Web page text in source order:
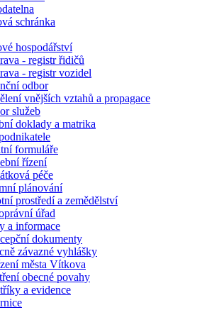
schránka
hospodářství
- registr řidičů
- registr vozidel
odbor
vnějších vztahů a propagace
služeb
doklady a matrika
formuláře
řízení
péče
plánování
prostředí a zemědělství
úřad
a informace
dokumenty
závazné vyhlášky
města Vítkova
obecné povahy
a evidence